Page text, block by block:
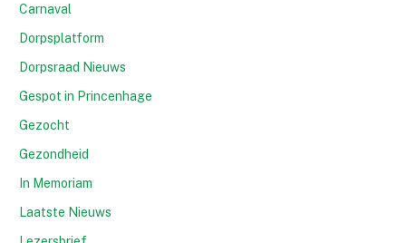
Carnaval
Dorpsplatform
Dorpsraad Nieuws
Gespot in Princenhage
Gezocht
Gezondheid
In Memoriam
Laatste Nieuws